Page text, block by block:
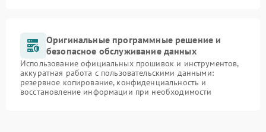
Оригинальные программные решение и
безопасное обслуживание данных
Использование официальных прошивок и инструментов,
аккуратная работа с пользовательскими данными:
резервное копирование, конфиденциальность и
восстановление информации при необходимости